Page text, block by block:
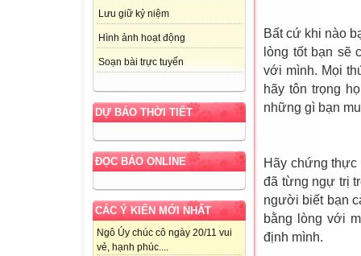
Lưu giữ kỷ niệm
Hình ảnh hoạt động
Soạn bài trực tuyến
DỰ BÁO THỜI TIẾT
ĐỌC BÁO ONLINE
CÁC Ý KIẾN MỚI NHẤT
Ngô Úy chúc cô ngày 20/11 vui
vẻ, hạnh phúc....
Bất cứ khi nào
lòng tốt bạn sẽ
với mình. Mọi
hãy tôn trọng
những gì bạn
Hãy chứng thực
đã từng ngự trị
người biết bạn
bằng lòng với
định mình.